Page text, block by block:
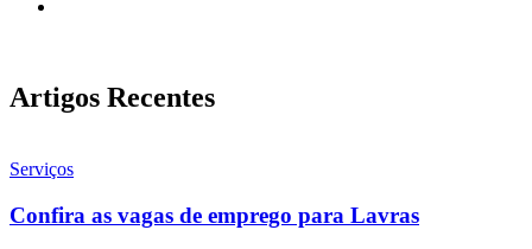
Artigos Recentes
Serviços
Confira as vagas de emprego para Lavras